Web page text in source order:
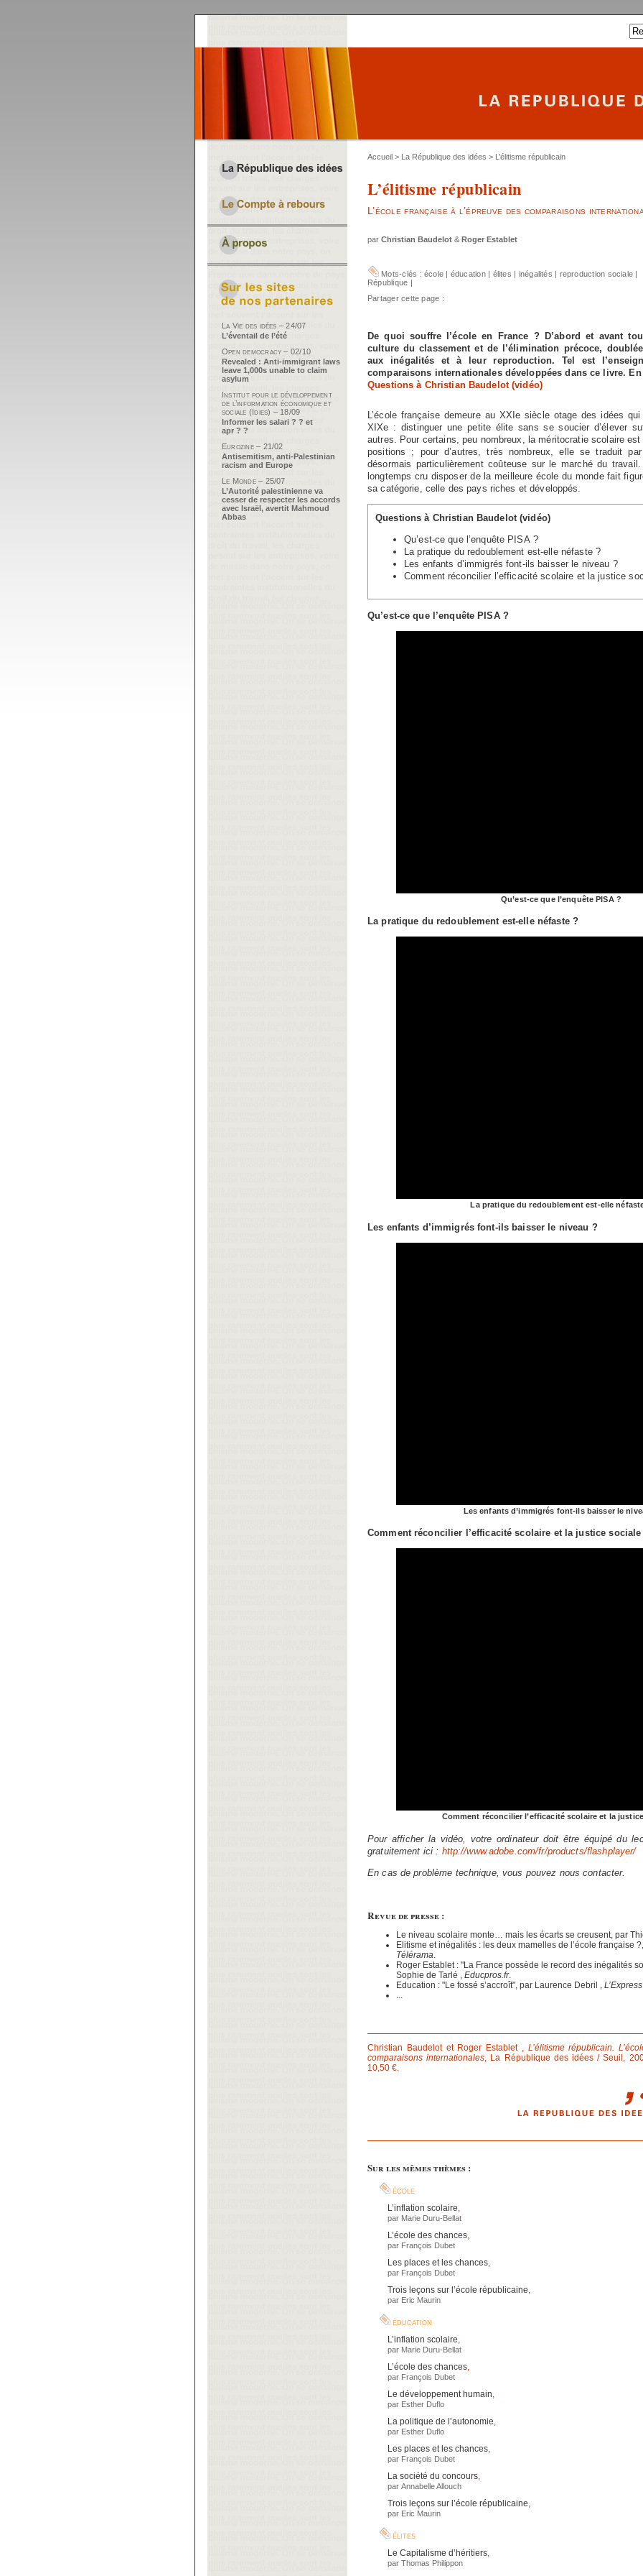
Accueil > La République des idées > L’élitisme républicain
L’élitisme républicain
L’école française à l’épreuve des comparaisons
par Christian Baudelot & Roger Establet
Mots-clés : école | éducation| élites | inégalités | reproduction sociale |
République |
Partager cette page :
De quoi souffre l’école en France ? D’abord et avant
culture du classement et de l’élimination précoce,
aux inégalités et à leur reproduction. Tel est
comparaisons internationales développées dans ce livre.
Questions à Christian Baudelot (vidéo)
L’école française demeure au XXIe siècle otage des idées
XIXe : distinguer une petite élite sans se soucier d’élever
autres. Pour certains, peu nombreux, la méritocratie scolaire
positions ; pour d’autres, très nombreux, elle se traduit
désormais particulièrement coûteuse sur le marché du
longtemps cru disposer de la meilleure école du monde fait
sa catégorie, celle des pays riches et développés.
Questions à Christian Baudelot (vidéo)
Qu’est-ce que l’enquête PISA ?
La pratique du redoublement est-elle néfaste ?
Les enfants d’immigrés font-ils baisser le niveau ?
Comment réconcilier l’efficacité scolaire et la justice
Qu’est-ce que l’enquête PISA ?
Qu’est-ce que l’enquête PISA ?
La pratique du redoublement est-elle néfaste ?
La pratique du redoublement est-elle
Les enfants d’immigrés font-ils baisser le niveau ?
Les enfants d’immigrés font-ils baisser le
Comment réconcilier l’efficacité scolaire et la justice sociale
Comment réconcilier l’efficacité scolaire et la
Pour afficher la vidéo, votre ordinateur doit être équipé du
gratuitement ici : http://www.adobe.com/fr/products/flashplayer/
En cas de problème technique, vous pouvez nous contacter.
Revue de presse :
Le niveau scolaire monte… mais les écarts se creusent, par
Elitisme et inégalités : les deux mamelles de l’école française ?
Télérama.
Roger Establet : "La France possède le record des inégalités
Sophie de Tarlé , Educpros.fr.
Education : "Le fossé s’accroît", par Laurence Debril , L’Express
...
Christian Baudelot et Roger Establet , L’élitisme républicain.
comparaisons internationales, La République des idées / Seuil,
10,50 €.
Sur les mêmes thèmes :
école
L’inflation scolaire,
par Marie Duru-Bellat
L’école des chances,
par François Dubet
Les places et les chances,
par François Dubet
Trois leçons sur l’école républicaine,
par Eric Maurin
éducation
L’inflation scolaire,
par Marie Duru-Bellat
L’école des chances,
par François Dubet
Le développement humain,
par Esther Duflo
La politique de l’autonomie,
par Esther Duflo
Les places et les chances,
par François Dubet
La société du concours,
par Annabelle Allouch
Trois leçons sur l’école républicaine,
par Eric Maurin
élites
Le Capitalisme d’héritiers,
par Thomas Philippon
La Vie des idées – 24/07
L’éventail de l’été
Open democracy – 02/10
Revealed : Anti-immigrant laws
leave 1,000s unable to claim
asylum
Institut pour le développement
de l’information économique et
sociale (Idies) – 18/09
Informer les salari ? ? et
apr ? ?
Eurozine – 21/02
Antisemitism, anti-Palestinian
racism and Europe
Le Monde – 25/07
L’Autorité palestinienne va
cesser de respecter les accords
avec Israël, avertit Mahmoud
Abbas